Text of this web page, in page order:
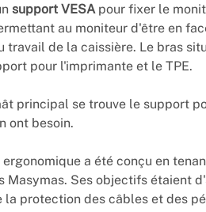
support VESApour fixer le
au moniteur d'être en
travail de la caissière. Le bras
pour l'imprimante et le TPE.
principal se trouve le support
ont besoin.
a été conçu en
Masymas. Ses objectifs étaient
la protection des câbles et des